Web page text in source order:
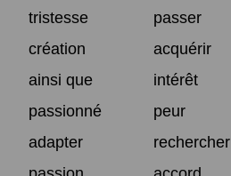
tristesse
passer
création
acquérir
ainsi que
intérêt
passionné
peur
adapter
rechercher